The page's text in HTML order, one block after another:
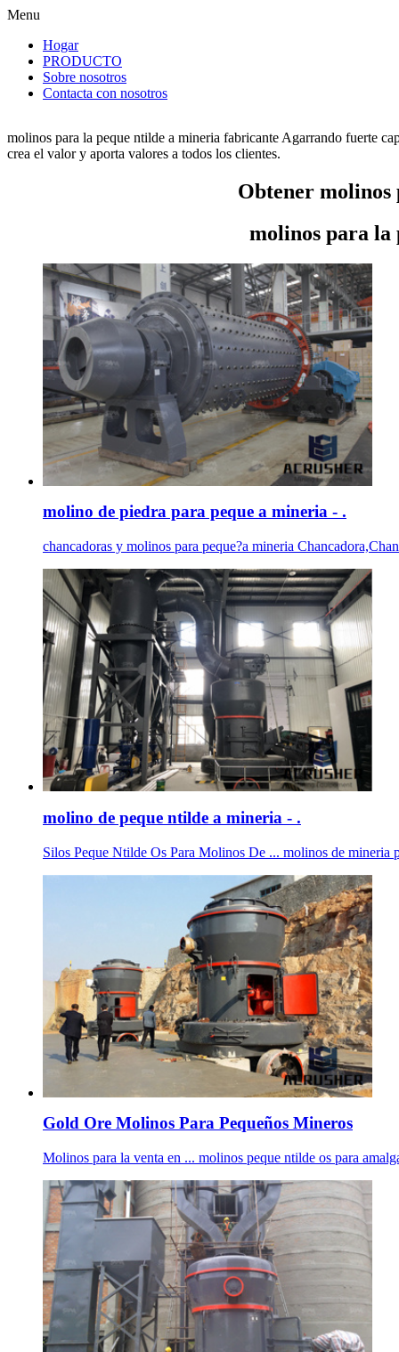
Menu
Hogar
PRODUCTO
Sobre nosotros
Contacta con nosotros
molinos para la peque ntilde a mineria fabricante Agarrando fuerte
crea el valor y aporta valores a todos los clientes.
Obtener
molinos para
molino de piedra para peque a mineria - .
chancadoras y molinos para peque?a mineria
molino de peque ntilde a mineria - .
Silos Peque Ntilde Os Para Molinos De ... molinos de
Gold Ore Molinos Para Pequeños Mineros
Molinos para la venta en ... molinos peque ntilde os para